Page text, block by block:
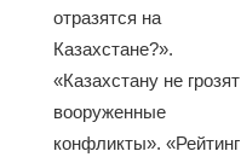
отразятся на
Казахстане?».
«Казахстану не грозят
вооруженные
конфликты». «Рейтинг